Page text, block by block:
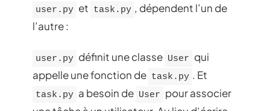
user.py et task.py , dépendent l’un de
l’autre :
user.py définit une classe User qui
appelle une fonction de task.py . Et
task.py a besoin de User pour associer